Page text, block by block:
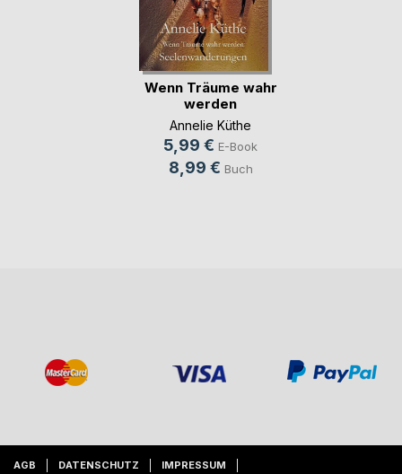
Wenn Träume wahr
werden
Annelie Küthe
5,99 € E-Book
8,99 € Buch
AGB DATENSCHUTZ IMPRESSUM